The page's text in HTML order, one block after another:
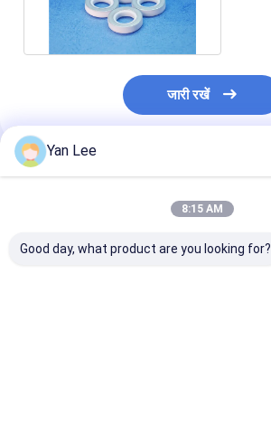
जारी रखें
अनुशंसित उत्पाद
Yan Lee
8:15 AM
Good day, what product are you looking for?